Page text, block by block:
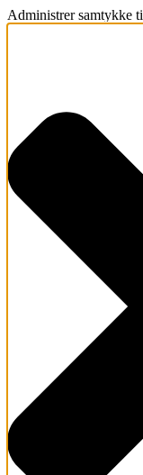
Administrer samtykke